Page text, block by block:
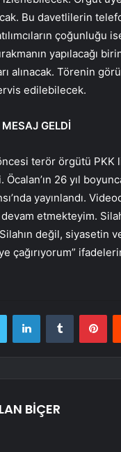
Bu davetlilerin
yapılacağı
alınacak. Törenin
edilebilecek.
GELDİ
terör örgütü PKK
26 yıl
yayınlandı.
devam etmekteyim.
değil, siyasetin
çağırıyorum”
Twitter LinkedInTumblr
BİÇER